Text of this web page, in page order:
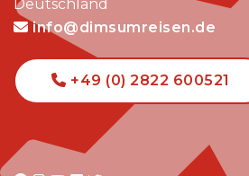
Deutschland
info@dimsumreisen.de
+49 (0) 2822 600521